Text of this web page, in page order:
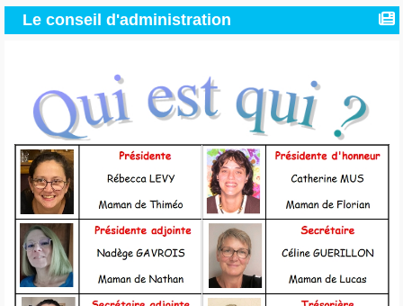
Le conseil d'administration